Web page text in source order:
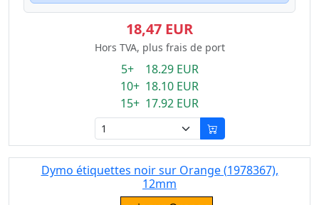
18,47 EUR
Hors TVA, plus frais de port
5+ 18.29 EUR
10+ 18.10 EUR
15+ 17.92 EUR
Dymo étiquettes noir sur Orange (1978367),
12mm
Eigenschaft: